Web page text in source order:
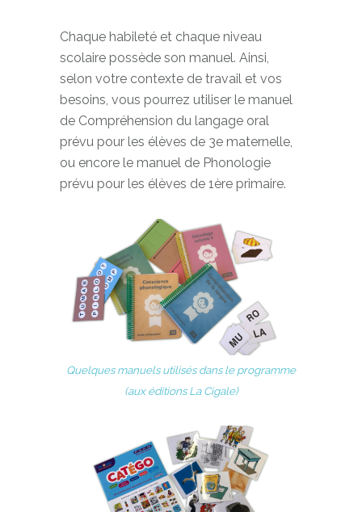
Chaque habileté et chaque niveau
scolaire possède son manuel. Ainsi,
selon votre contexte de travail et vos
besoins, vous pourrez utiliser le manuel
de Compréhension du langage oral
prévu pour les élèves de 3e maternelle,
ou encore le manuel de Phonologie
prévu pour les élèves de 1ère primaire.
Quelques manuels utilisés dans le programme
(aux éditions La Cigale)